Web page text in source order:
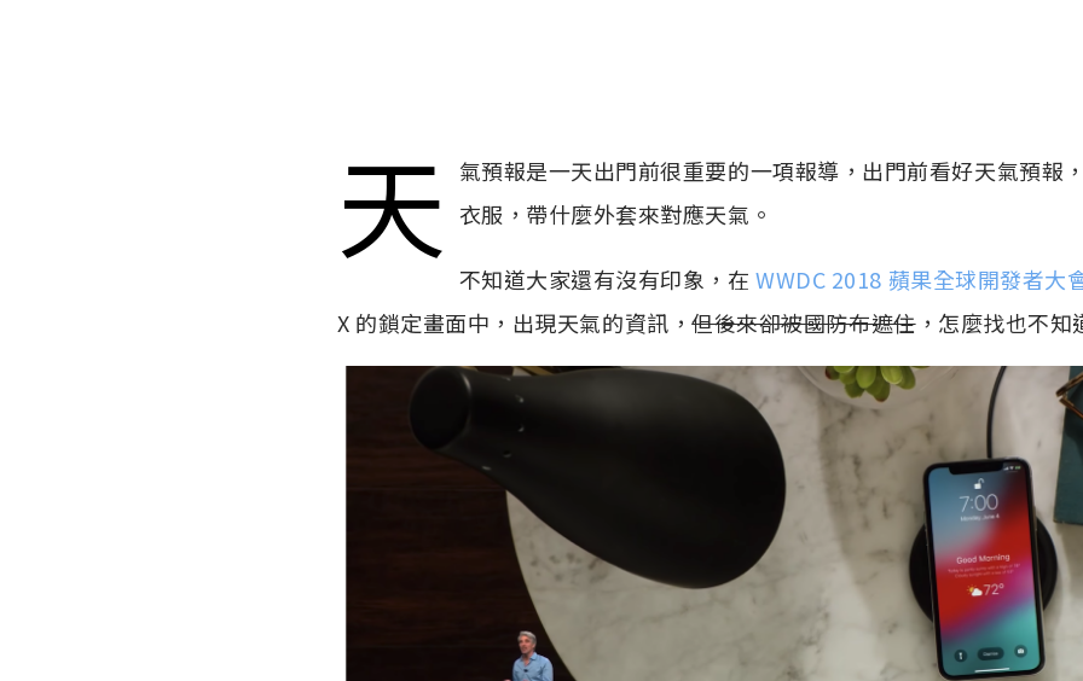
天
氣預報是一天出門前很重要的一項報導，出門前看好天氣預報
衣服，帶什麼外套來對應天氣。
不知道大家還有沒有印象，在WWDC 2018 蘋果全球開發者大
X 的鎖定畫面中，出現天氣的資訊，但後來卻被國防布遮住，怎麼找也不知